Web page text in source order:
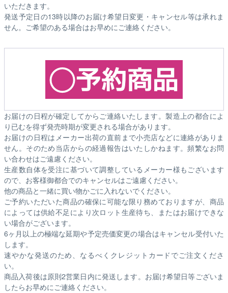
いただきます。
発送予定日の13時以降のお届け希望日変更・キャンセル等は承れま
せん。ご希望のある場合はお早めにご連絡ください。
お届けの日程が確定してからご連絡いたします。製造上の都合によ
り已むを得ず発売時期が変更される場合があります。
お届けの日程はメーカー出荷の直前まで小売店などに連絡がありま
せん。そのため当店からの経過報告はいたしかねます。頻繁なお問
い合わせはご遠慮ください。
生産数自体を受注に基づいて調整しているメーカー様もございます
ので、お客様御都合でのキャンセルはご遠慮ください。
他の商品と一緒に買い物かごに入れないでください。
ご予約いただいた商品の確保に可能な限り務めておりますが、商品
によっては供給不足により次ロット生産待ち、またはお届けできな
い場合がございます。
6ヶ月以上の極端な延期や予定売価変更の場合はキャンセル受付いた
します。
速やかな発送のため、なるべくクレジットカードでご注文くださ
い。
商品入荷後は原則2営業日内に発送します。お届け希望日等ございま
したらお早めにご連絡ください。